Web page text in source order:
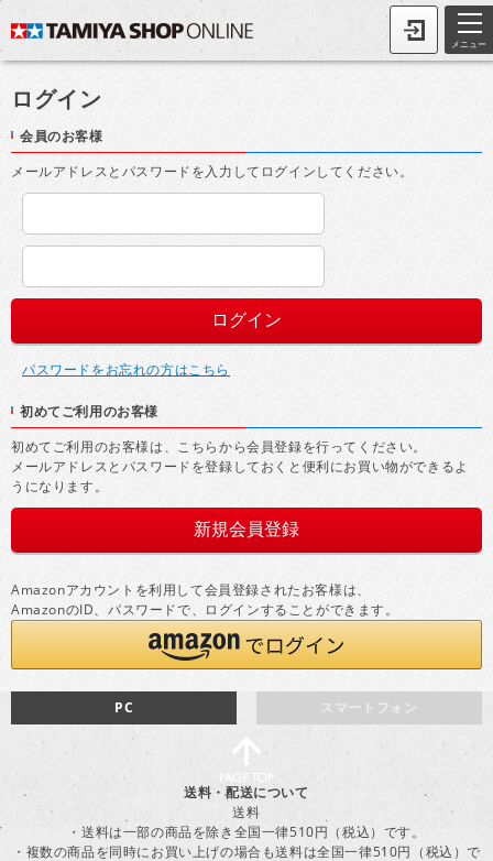
メニュー
ログイン
会員のお客様
メールアドレスとパスワードを入力してログインしてください。
パスワードをお忘れの方はこちら
初めてご利用のお客様
初めてご利用のお客様は、こちらから会員登録を行ってください。
メールアドレスとパスワードを登録しておくと便利にお買い物ができるよ
うになります。
Amazonアカウントを利用して会員登録されたお客様は、
AmazonのID、パスワードで、ログインすることができます。
スマートフォン
PC
送料・配送について
送料
・送料は一部の商品を除き全国一律510円（税込）です。
・複数の商品を同時にお買い上げの場合も送料は全国一律510円（税込）で